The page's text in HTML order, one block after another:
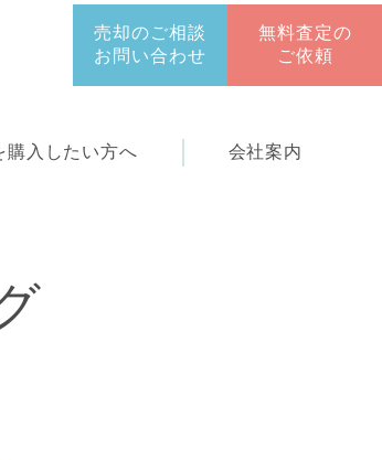
売却のご相談
お問い合わせ
無料査定の
ご依頼
購入したい方へ 会社案内